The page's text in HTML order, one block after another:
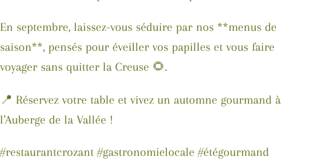
En septembre, laissez-vous séduire par nos **menus de
saison**, pensés pour éveiller vos papilles et vous faire
voyager sans quitter la Creuse 🌻.
📍 Réservez votre table et vivez un automne gourmand à
l’Auberge de la Vallée !
#restaurantcrozant #gastronomielocale #étégourmand